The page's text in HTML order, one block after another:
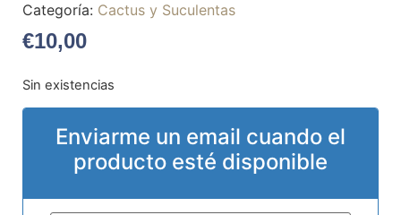
Categoría: Cactus y Suculentas
€10,00
Sin existencias
Enviarme un email cuando el
producto esté disponible